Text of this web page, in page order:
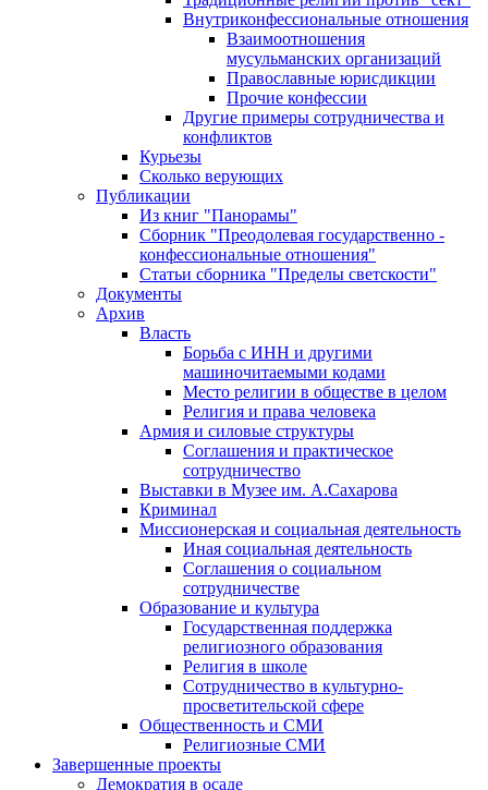
Внутриконфессиональные отношения
Взаимоотношения
мусульманских организаций
Православные юрисдикции
Прочие конфессии
Другие примеры сотрудничества и
конфликтов
Курьезы
Сколько верующих
Публикации
Из книг "Панорамы"
Сборник "Преодолевая государственно -
конфессиональные отношения"
Статьи сборника "Пределы светскости"
Документы
Архив
Власть
Борьба с ИНН и другими
машиночитаемыми кодами
Место религии в обществе в целом
Религия и права человека
Армия и силовые структуры
Соглашения и практическое
сотрудничество
Выставки в Музее им. А.Сахарова
Криминал
Миссионерская и социальная деятельность
Иная социальная деятельность
Соглашения о социальном
сотрудничестве
Образование и культура
Государственная поддержка
религиозного образования
Религия в школе
Сотрудничество в культурно-
просветительской сфере
Общественность и СМИ
Религиозные СМИ
Завершенные проекты
Демократия в осаде